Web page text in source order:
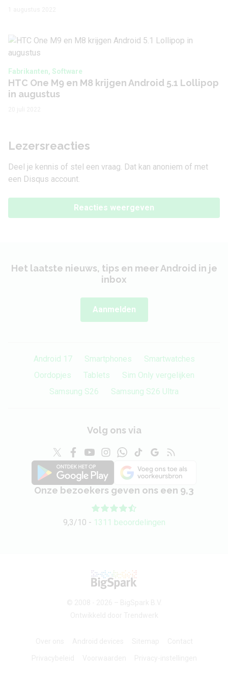
Fabrikanten, Software
HTC One M9 en M8 krijgen Android 5.1 Lollipop
in augustus
Lezersreacties
Deel je kennis of stel een vraag. Dat kan anoniem of met
een Disqus account.
Reacties weergeven
Het laatste nieuws, tips en meer Android in je
inbox
Aanmelden
Android 17 Smartphones
Smartwatches
Oordopjes
Tablets
Sim Only vergelijken
Samsung S26
Samsung S26 Ultra
Volg ons via
Onze bezoekers geven ons een 9,3
9,3/10 - 1311 beoordelingen